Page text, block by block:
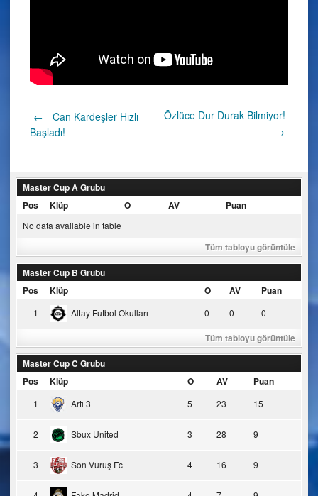
Post
←
Can Kardeşler Hızlı
Başladı!
Özlüce Dur Durak Bilmiyor!
→
Master Cup A Grubu
Pos
Klüp O AV Puan
No data available in table
Tüm tabloyu görüntüle
Master Cup B Grubu
Pos
Klüp O AV Puan
1 Altay Futbol Okulları 0 0 0
Tüm tabloyu görüntüle
Master Cup C Grubu
Pos
Klüp O AV Puan
1 Artı 3 5 23 15
2 Sbux United 3 28 9
3 Son Vuruş Fc 4 16 9